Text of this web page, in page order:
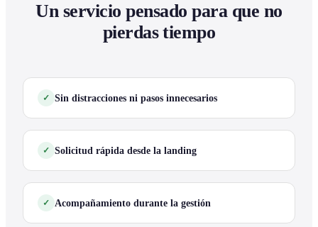
Un servicio pensado para que no
pierdas tiempo
Sin distracciones ni pasos innecesarios
Solicitud rápida desde la landing
Acompañamiento durante la gestión